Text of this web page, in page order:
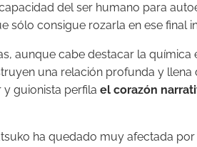
del ser humano para
sólo consigue rozarla en ese final
aunque cabe destacar la química
una relación profunda y
guionista perfila el corazón
ha quedado muy afectada